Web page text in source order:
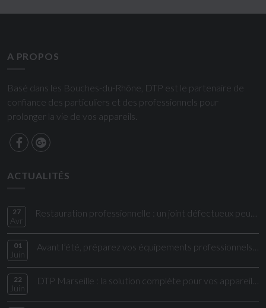
A PROPOS
Basé dans les Bouches-du-Rhône, DTP est le partenaire de
confiance des particuliers et des professionnels pour
prolonger la vie de vos appareils.
ACTUALITÉS
27
Avr
01
Juin
22
Juin